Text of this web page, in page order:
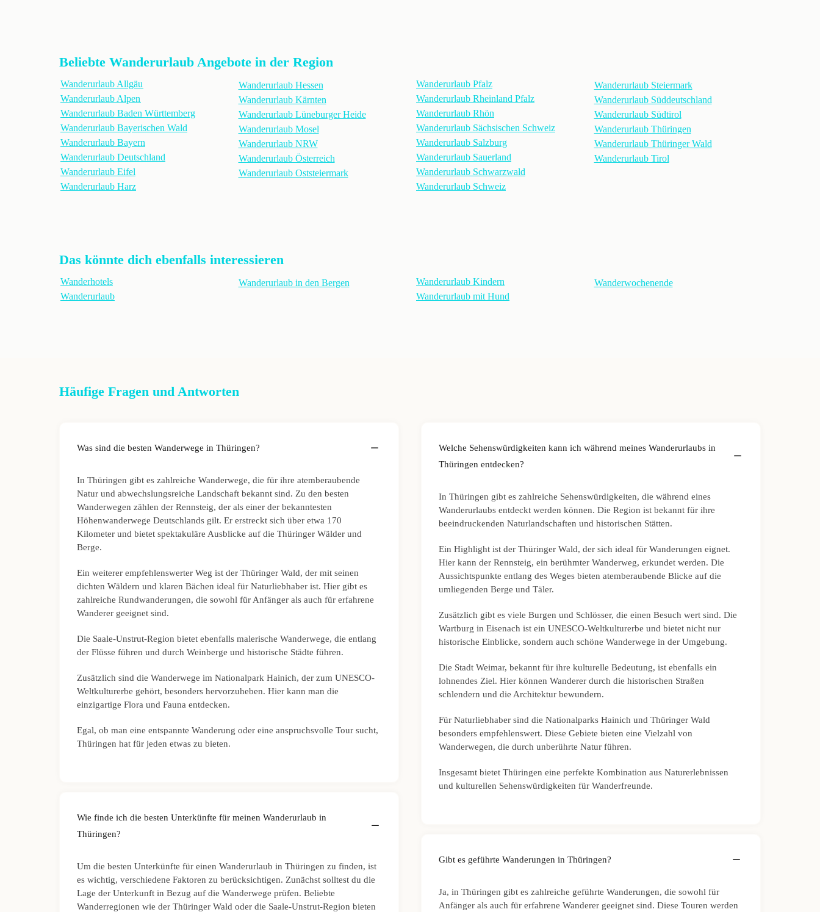
Beliebte Wanderurlaub Angebote in der Region
Wanderurlaub Allgäu
Wanderurlaub Alpen
Wanderurlaub Baden Württemberg
Wanderurlaub Bayerischen Wald
Wanderurlaub Bayern
Wanderurlaub Deutschland
Wanderurlaub Eifel
Wanderurlaub Harz
Wanderurlaub Hessen
Wanderurlaub Kärnten
Wanderurlaub Lüneburger Heide
Wanderurlaub Mosel
Wanderurlaub NRW
Wanderurlaub Österreich
Wanderurlaub Oststeiermark
Wanderurlaub Pfalz
Wanderurlaub Rheinland Pfalz
Wanderurlaub Rhön
Wanderurlaub Sächsischen Schweiz
Wanderurlaub Salzburg
Wanderurlaub Sauerland
Wanderurlaub Schwarzwald
Wanderurlaub Schweiz
Wanderurlaub Steiermark
Wanderurlaub Süddeutschland
Wanderurlaub Südtirol
Wanderurlaub Thüringen
Wanderurlaub Thüringer Wald
Wanderurlaub Tirol
Das könnte dich ebenfalls interessieren
Wanderhotels
Wanderurlaub
Wanderurlaub in den Bergen
Wanderurlaub Kindern
Wanderurlaub mit Hund
Wanderwochenende
Häufige Fragen und Antworten
Was sind die besten Wanderwege in Thüringen?
In Thüringen gibt es zahlreiche Wanderwege, die für ihre atemberaubende
Natur und abwechslungsreiche Landschaft bekannt sind. Zu den besten
Wanderwegen zählen der Rennsteig, der als einer der bekanntesten
Höhenwanderwege Deutschlands gilt. Er erstreckt sich über etwa 170
Kilometer und bietet spektakuläre Ausblicke auf die Thüringer Wälder und
Berge.
Ein weiterer empfehlenswerter Weg ist der Thüringer Wald, der mit seinen
dichten Wäldern und klaren Bächen ideal für Naturliebhaber ist. Hier gibt es
zahlreiche Rundwanderungen, die sowohl für Anfänger als auch für erfahrene
Wanderer geeignet sind.
Die Saale-Unstrut-Region bietet ebenfalls malerische Wanderwege, die entlang
der Flüsse führen und durch Weinberge und historische Städte führen.
Zusätzlich sind die Wanderwege im Nationalpark Hainich, der zum UNESCO-
Weltkulturerbe gehört, besonders hervorzuheben. Hier kann man die
einzigartige Flora und Fauna entdecken.
Egal, ob man eine entspannte Wanderung oder eine anspruchsvolle Tour sucht,
Thüringen hat für jeden etwas zu bieten.
Wie finde ich die besten Unterkünfte für meinen Wanderurlaub in
Thüringen?
Um die besten Unterkünfte für einen Wanderurlaub in Thüringen zu finden, ist
es wichtig, verschiedene Faktoren zu berücksichtigen. Zunächst solltest du die
Lage der Unterkunft in Bezug auf die Wanderwege prüfen. Beliebte
Wanderregionen wie der Thüringer Wald oder die Saale-Unstrut-Region bieten
Welche Sehenswürdigkeiten kann ich während meines Wanderurlaubs in
Thüringen entdecken?
In Thüringen gibt es zahlreiche Sehenswürdigkeiten, die während eines
Wanderurlaubs entdeckt werden können. Die Region ist bekannt für ihre
beeindruckenden Naturlandschaften und historischen Stätten.
Ein Highlight ist der Thüringer Wald, der sich ideal für Wanderungen eignet.
Hier kann der Rennsteig, ein berühmter Wanderweg, erkundet werden. Die
Aussichtspunkte entlang des Weges bieten atemberaubende Blicke auf die
umliegenden Berge und Täler.
Zusätzlich gibt es viele Burgen und Schlösser, die einen Besuch wert sind. Die
Wartburg in Eisenach ist ein UNESCO-Weltkulturerbe und bietet nicht nur
historische Einblicke, sondern auch schöne Wanderwege in der Umgebung.
Die Stadt Weimar, bekannt für ihre kulturelle Bedeutung, ist ebenfalls ein
lohnendes Ziel. Hier können Wanderer durch die historischen Straßen
schlendern und die Architektur bewundern.
Für Naturliebhaber sind die Nationalparks Hainich und Thüringer Wald
besonders empfehlenswert. Diese Gebiete bieten eine Vielzahl von
Wanderwegen, die durch unberührte Natur führen.
Insgesamt bietet Thüringen eine perfekte Kombination aus Naturerlebnissen
und kulturellen Sehenswürdigkeiten für Wanderfreunde.
Gibt es geführte Wanderungen in Thüringen?
Ja, in Thüringen gibt es zahlreiche geführte Wanderungen, die sowohl für
Anfänger als auch für erfahrene Wanderer geeignet sind. Diese Touren werden